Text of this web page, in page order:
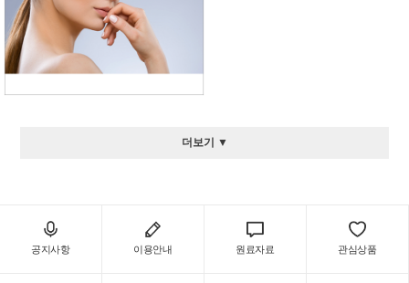
더보기 ▼
공지사항 이용안내 원료자료 관심상품